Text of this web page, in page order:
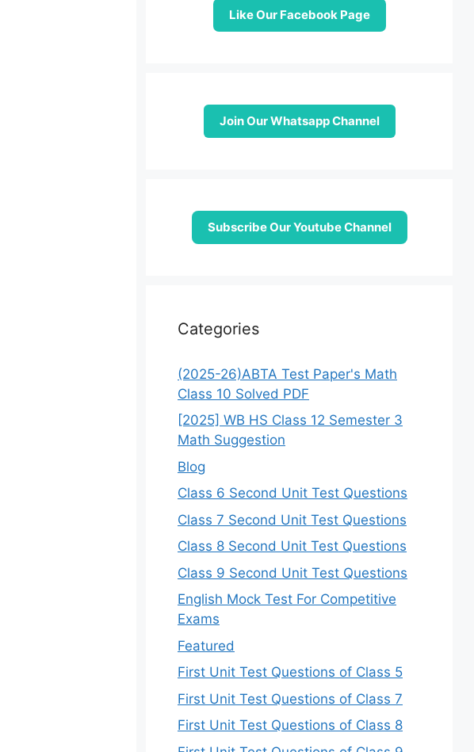
Like Our Facebook Page
Join Our Whatsapp Channel
Subscribe Our Youtube Channel
Categories
(2025-26)ABTA Test Paper's Math
Class 10 Solved PDF
[2025] WB HS Class 12 Semester 3
Math Suggestion
Blog
Class 6 Second Unit Test Questions
Class 7 Second Unit Test Questions
Class 8 Second Unit Test Questions
Class 9 Second Unit Test Questions
English Mock Test For Competitive
Exams
Featured
First Unit Test Questions of Class 5
First Unit Test Questions of Class 7
First Unit Test Questions of Class 8